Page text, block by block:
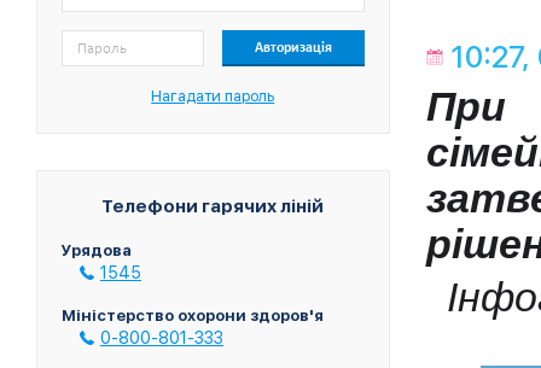
Нагадати пароль
Телефони гарячих ліній
Урядова
1545
Міністерство охорони здоров'я
0-800-801-333
При